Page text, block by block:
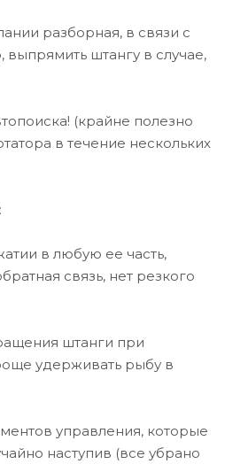
разборная, в связи с
штангу в случае,
(крайне полезно
в течение нескольких
в любую ее часть,
связь, нет резкого
штанги при
удерживать рыбу в
управления, которые
наступив (все убрано